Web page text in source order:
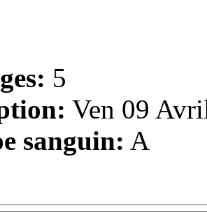
5
Ven 09
sanguin: A